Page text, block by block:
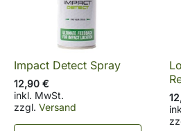
Impact Detect Spray
12,90 €
inkl. MwSt.
zzgl. Versand